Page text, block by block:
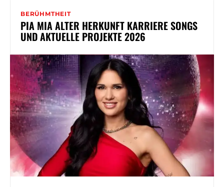
BERÜHMTHEIT
PIA MIA ALTER HERKUNFT KARRIERE SONGS
UND AKTUELLE PROJEKTE 2026